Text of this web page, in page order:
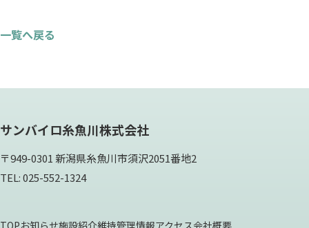
一覧へ戻る
サンバイロ糸魚川株式会社
〒949-0301 新潟県糸魚川市須沢2051番地2
TEL: 025-552-1324